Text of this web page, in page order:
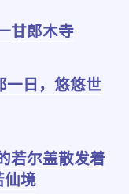
甘郎木寺
一日，悠悠世
若尔盖散发着
仙境